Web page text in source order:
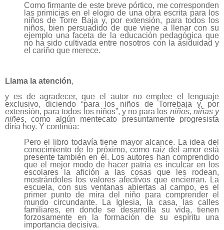
Como firmante de este breve pórtico, me corresponden
las primicias en el elogio de una obra escrita para los
niños de Torre Baja y, por extensión, para todos los
niños, bien persuadido de que viene a llenar con su
ejemplo una faceta de la educación pedagógica que
no ha sido cultivada entre nosotros con la asiduidad y
el cariño que merece.
Llama la atención,
y es de agradecer, que el autor no emplee el lenguaje
exclusivo, diciendo “para los niños de Torrebaja y, por
extensión, para todos los niños”, y no para los niños, niñas y
niñes, como algún mentecato presuntamente progresista
diría hoy. Y continúa:
Pero el libro todavía tiene mayor alcance. La idea del
conocimiento de lo próximo, como raíz del amor está
presente también en él. Los autores han comprendido
que el mejor modo de hacer patria es inculcar en los
escolares la afición a las cosas que les rodean,
mostrándoles los valores afectivos que encierran. La
escuela, con sus ventanas abiertas al campo, es el
primer punto de mira del niño para comprender el
mundo circundante. La Iglesia, la casa, las calles
familiares, en donde se desarrolla su vida, tienen
forzosamente en la formación de su espíritu una
importancia decisiva.